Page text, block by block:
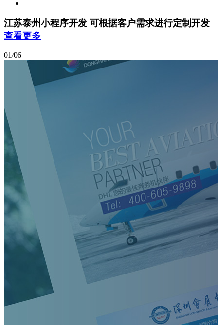
江苏泰州小程序开发 可根据客户需求进行定制开发
查看更多
01/06